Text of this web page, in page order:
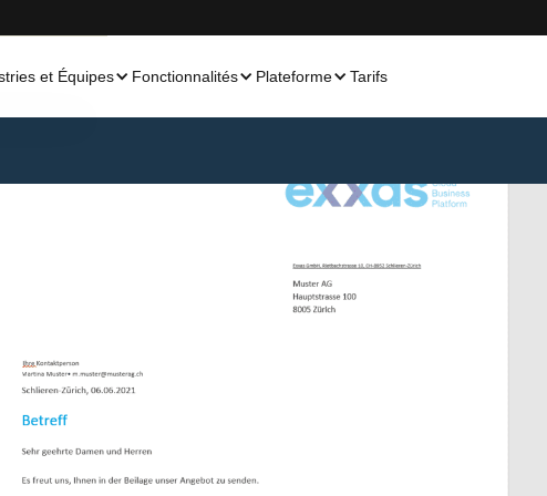
et Équipes Fonctionnalités Plateforme Tarifs